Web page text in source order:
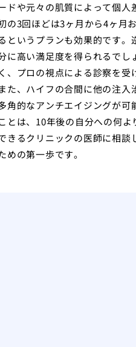
ドや元々の肌質によって個
の3回ほどは3ヶ月から4ヶ月
というプランも効果的です
に高い満足度を得られるで
、プロの視点による診察を
た、ハイフの合間に他の注
角的なアンチエイジングが
とは、10年後の自分への何
きるクリニックの医師に相
めの第一歩です。